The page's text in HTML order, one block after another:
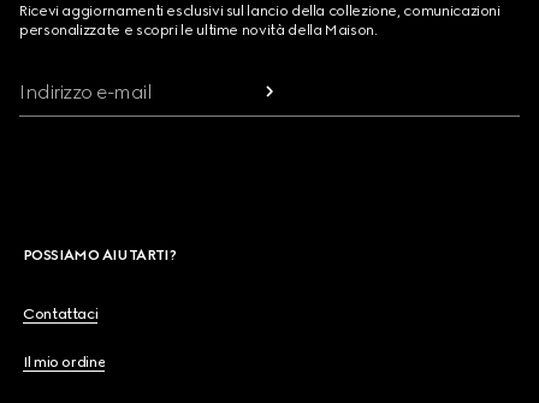
Ricevi aggiornamenti esclusivi sul lancio della collezione, comunicazioni
personalizzate e scopri le ultime novità della Maison.
Indirizzo e-mail
POSSIAMO AIUTARTI?
Contattaci
Il mio ordine